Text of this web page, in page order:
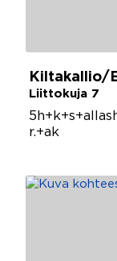
Kiltakallio/
Liittokuja 7
r.+ak